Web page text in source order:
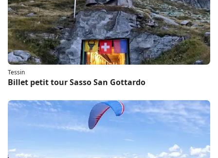
Tessin
Billet petit tour Sasso San Gottardo